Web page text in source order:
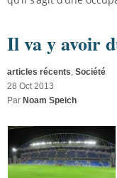
Il va y avoir
articles récents, Société
28 Oct 2013
Par Noam Speich